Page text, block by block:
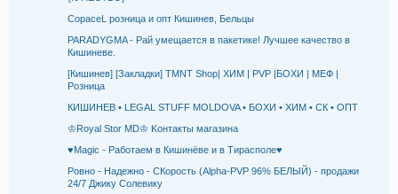
CopaceL розница и опт Кишинев, Бельцы
PARADYGMA - Рай умещается в пакетике! Лучшее качество в
Кишиневе.
[Кишинев] [Закладки] TMNT Shop| ХИМ | PVP |БОХИ | МЕФ |
Розница
КИШИНЕВ • LEGAL STUFF MOLDOVA • БОХИ • ХИМ • СК • ОПТ
♔Royal Stor MD♔ Kонтакты магазина
♥Мagiс - Работаем в Кишинёве и в Тирасполе♥
Ровно - Надежно - CКорость (Alpha-PVP 96% БЕЛЫЙ) - продажи
24/7 Джику Солевику